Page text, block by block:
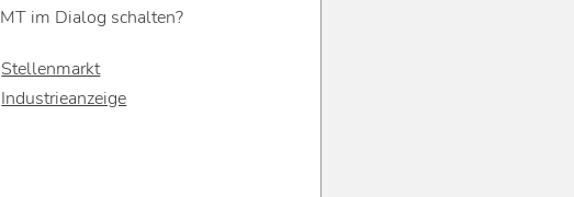
MT im Dialog schalten?
Stellenmarkt
Industrieanzeige